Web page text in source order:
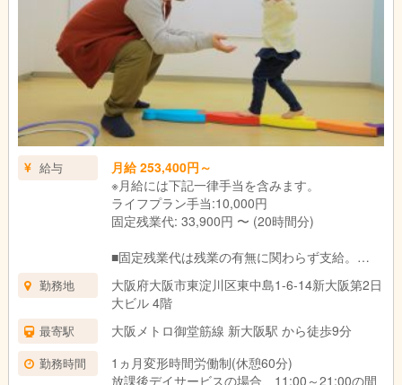
給与
月給 253,400円～
※月給には下記一律手当を含みます。
ライフプラン手当:10,000円
固定残業代: 33,900円 〜 (20時間分)
■固定残業代は残業の有無に関わらず支給。
上記の想定時間を超えた場合は、別途割増賃金
を支給いたします。
■試用期間3ヶ月あり。
期間中の待遇に変更はありません。
勤務地
大阪府大阪市東淀川区東中島1-6-14新大阪第2日
大ビル 4階
最寄駅 大阪メトロ御堂筋線 新大阪駅 から徒歩9分
勤務時間
1ヵ月変形時間労働制(休憩60分)
放課後デイサービスの場合、11:00～21:00の間